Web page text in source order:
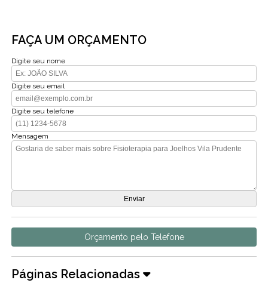
FAÇA UM ORÇAMENTO
Digite seu nome
Digite seu email
Digite seu telefone
Mensagem
Orçamento pelo Telefone
Páginas Relacionadas